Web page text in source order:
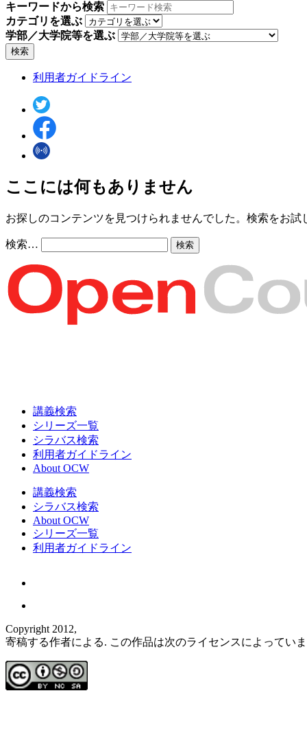
キーワードから検索
カテゴリを選ぶ
学部／大学院等を選ぶ
検索
利用者ガイドライン
ここには何もありません
お探しのコンテンツを見つけられませんでした。検索をお試
検索…
講義検索
シリーズ一覧
シラバス検索
利用者ガイドライン
About OCW
講義検索
シラバス検索
About OCW
シリーズ一覧
利用者ガイドライン
Copyright 2012,
寄稿する作者による. この作品は次のライセンスによってい